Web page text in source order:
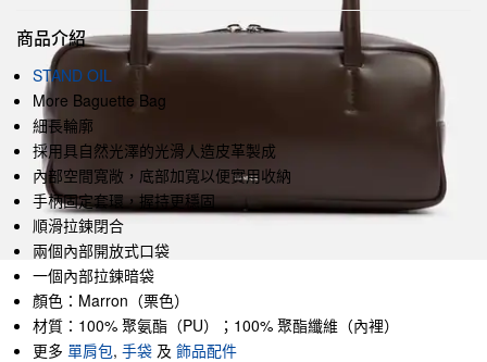
商品介紹
STAND OIL
More Baguette Bag
細長輪廓
採用具自然光澤的光滑人造皮革製成
內部空間寬敞，底部加寬以便實用收納
手柄固定套環，握持更穩固
順滑拉鍊閉合
兩個內部開放式口袋
一個內部拉鍊暗袋
顏色：Marron（栗色）
材質：100% 聚氨酯（PU）；100% 聚酯纖維（內裡）
更多 單肩包, 手袋 及 飾品配件